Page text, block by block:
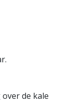
de kale